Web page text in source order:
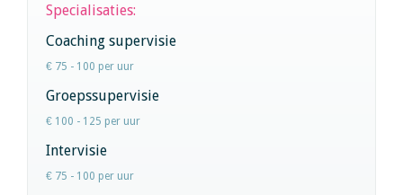
Specialisaties:
Coaching supervisie
€ 75 - 100 per uur
Groepssupervisie
€ 100 - 125 per uur
Intervisie
€ 75 - 100 per uur